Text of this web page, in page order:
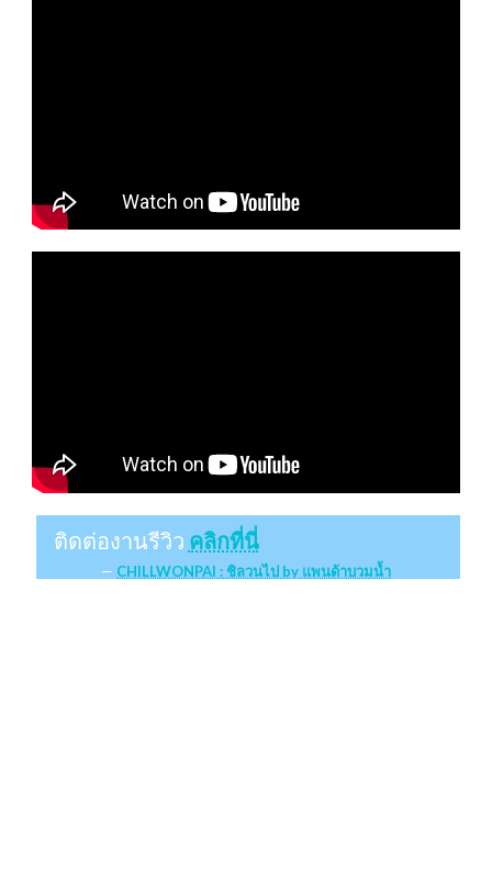
ติดต่องานรีวิว คลิกที่นี่
CHILLWONPAI : ชิลวนไป by แพนด้าบวมน้ำ